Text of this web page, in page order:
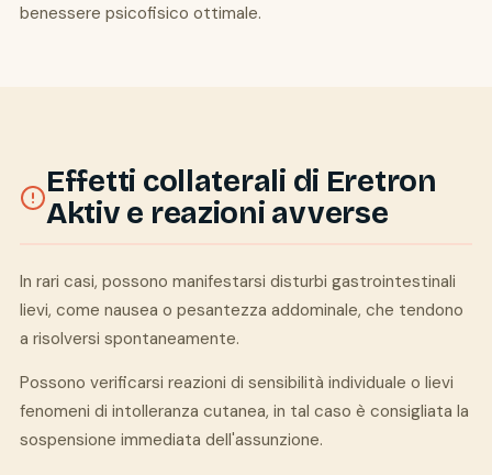
benessere psicofisico ottimale.
Effetti collaterali di Eretron
Aktiv e reazioni avverse
In rari casi, possono manifestarsi disturbi gastrointestinali
lievi, come nausea o pesantezza addominale, che tendono
a risolversi spontaneamente.
Possono verificarsi reazioni di sensibilità individuale o lievi
fenomeni di intolleranza cutanea, in tal caso è consigliata la
sospensione immediata dell'assunzione.